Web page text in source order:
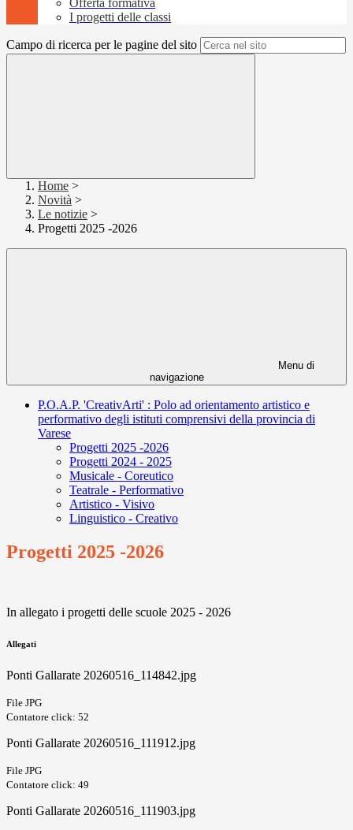
Offerta formativa
I progetti delle classi
Campo di ricerca per le pagine del sito
Home >
Novità >
Le notizie >
Progetti 2025 -2026
Menu di
navigazione
P.O.A.P. 'CreativArti' : Polo ad orientamento artistico e
performativo degli istituti comprensivi della provincia di
Varese
Progetti 2025 -2026
Progetti 2024 - 2025
Musicale - Coreutico
Teatrale - Performativo
Artistico - Visivo
Linguistico - Creativo
Progetti 2025 -2026
In allegato i progetti delle scuole 2025 - 2026
Allegati
Ponti Gallarate 20260516_114842.jpg
File JPG
Contatore click: 52
Ponti Gallarate 20260516_111912.jpg
File JPG
Contatore click: 49
Ponti Gallarate 20260516_111903.jpg